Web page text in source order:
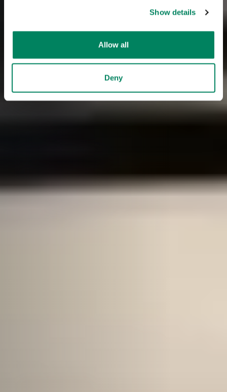
Show details
Allow all
Deny